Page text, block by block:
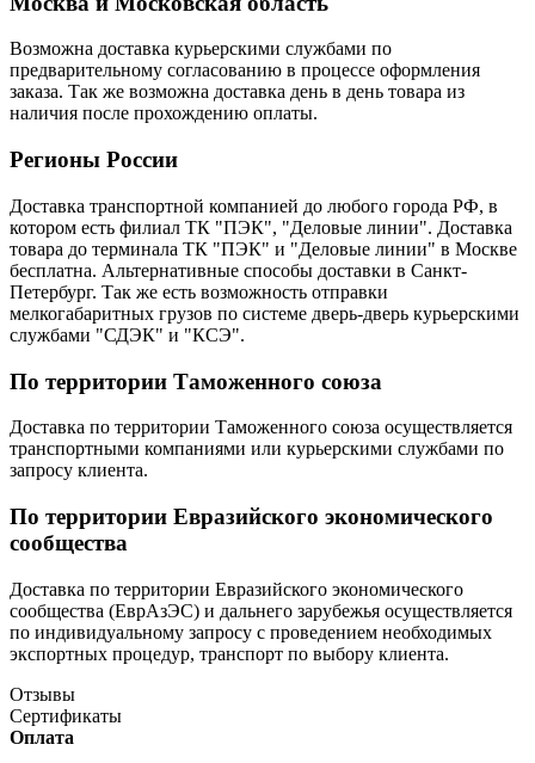
Возможна доставка курьерскими службами по
предварительному согласованию в процессе оформления
заказа. Так же возможна доставка день в день товара из
наличия после прохождению оплаты.
Регионы России
Доставка транспортной компанией до любого города РФ, в
котором есть филиал ТК "ПЭК", "Деловые линии". Доставка
товара до терминала ТК "ПЭК" и "Деловые линии" в Москве
бесплатна. Альтернативные способы доставки в Санкт-
Петербург. Так же есть возможность отправки
мелкогабаритных грузов по системе дверь-дверь курьерскими
службами "СДЭК" и "КСЭ".
По территории Таможенного союза
Доставка по территории Таможенного союза осуществляется
транспортными компаниями или курьерскими службами по
запросу клиента.
По территории Евразийского экономического
сообщества
Доставка по территории Евразийского экономического
сообщества (ЕврАзЭС) и дальнего зарубежья осуществляется
по индивидуальному запросу с проведением необходимых
экспортных процедур, транспорт по выбору клиента.
Отзывы
Сертификаты
Оплата